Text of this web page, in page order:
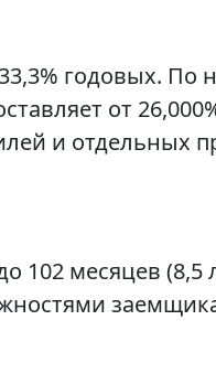
годовых. По
от
и отдельных
102 месяцев (8,5